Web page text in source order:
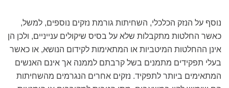
נוסף על הנזק הכלכלי, השחיתות גורמת נזקים נוספים, למשל,
כאשר החלטות מתקבלות שלא על בסיס שיקולים ענייניים, ולכן הן
אינן ההחלטות המיטביות או המתאימות לקידום הנושא, או כאשר
בעלי תפקידים מתמנים בשל קרבתם לממנה אך אינם האנשים
המתאימים ביותר לתפקיד. נזקים אחרים הנגרמים מהשחיתות